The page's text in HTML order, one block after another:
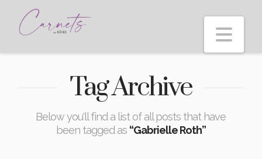
Tag Archive
Below you'll find a list of all posts that have
been tagged as “Gabrielle Roth”